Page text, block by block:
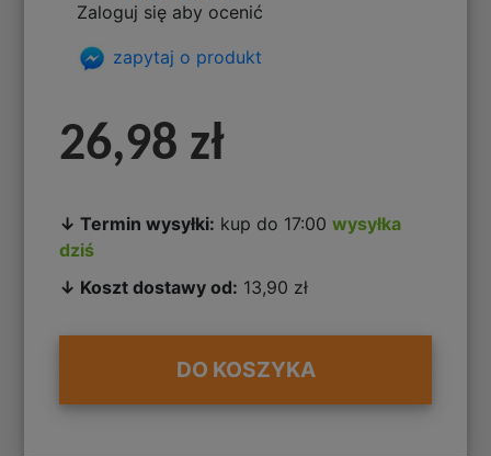
Zaloguj się aby ocenić
zapytaj o produkt
26,98 zł
↓ Termin wysyłki: kup do 17:00wysyłka
dziś
↓ Koszt dostawy od: 13,90 zł
DO KOSZYKA